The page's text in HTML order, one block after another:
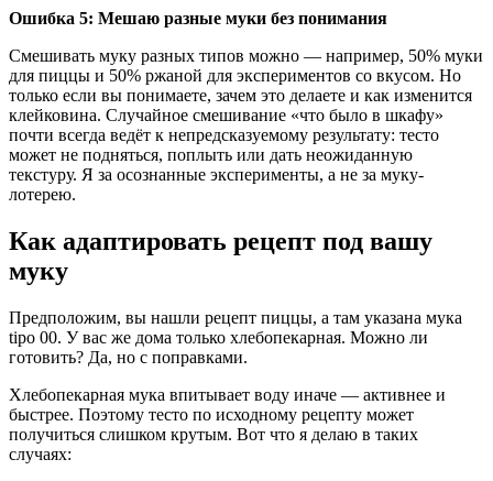
Ошибка 5: Мешаю разные муки без понимания
Смешивать муку разных типов можно — например, 50% муки
для пиццы и 50% ржаной для экспериментов со вкусом. Но
только если вы понимаете, зачем это делаете и как изменится
клейковина. Случайное смешивание «что было в шкафу»
почти всегда ведёт к непредсказуемому результату: тесто
может не подняться, поплыть или дать неожиданную
текстуру. Я за осознанные эксперименты, а не за муку-
лотерею.
Как адаптировать рецепт под вашу
муку
Предположим, вы нашли рецепт пиццы, а там указана мука
tipo 00. У вас же дома только хлебопекарная. Можно ли
готовить? Да, но с поправками.
Хлебопекарная мука впитывает воду иначе — активнее и
быстрее. Поэтому тесто по исходному рецепту может
получиться слишком крутым. Вот что я делаю в таких
случаях: